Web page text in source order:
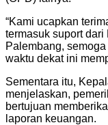
“Kami ucapkan
termasuk suport
Palembang,
waktu dekat ini
Sementara itu,
menjelaskan,
bertujuan
laporan keuangan.